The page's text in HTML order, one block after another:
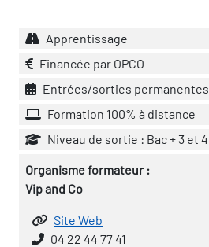
des secteurs
construction)
Apprentissage
Financée par OPCO
Entrées/sorties permanentes
Formation 100% à distance
Niveau de sortie : Bac + 3 et 4
Organisme formateur :
Vip and Co
Site Web
04 22 44 77 41